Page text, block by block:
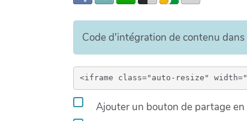
Code d'intégration de contenu
Ajouter un bouton de partage